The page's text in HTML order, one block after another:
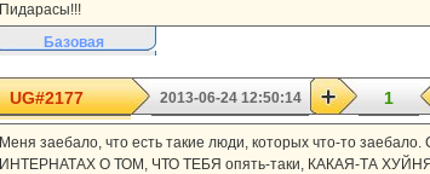
Пидарасы!!!
Базовая
UG#2177 2013-06-24 12:50:14 1
Меня заебало, что есть такие люди, которых что-то
ИНТЕРНАТАХ О ТОМ, ЧТО ТЕБЯ опять-таки, КАКАЯ-ТА